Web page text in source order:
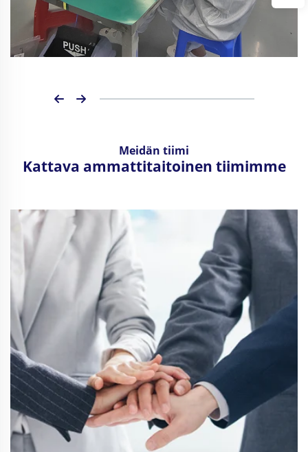
Meidän tiimi
Kattava ammattitaitoinen tiimimme